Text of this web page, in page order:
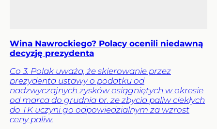
Wina Nawrockiego? Polacy ocenili niedawną
decyzję prezydenta
Co 3. Polak uważa, że skierowanie przez
prezydenta ustawy o podatku od
nadzwyczajnych zysków osiągniętych w okresie
od marca do grudnia br. ze zbycia paliw ciekłych
do TK uczyni go odpowiedzialnym za wzrost
ceny paliw.